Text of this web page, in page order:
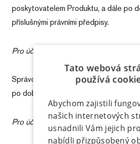
poskytovatelem Produktu, a dále po
příslušnými právními předpisy.
Pro účely uvedené pod písm.
Správce zpracovává osobní údaje
po dobu trvání Smlouvy.
Pro účely uvedené pod písm.c)výše
Tato webová
používá
Abychom zajistili
našich internetových
usnadnili Vám jejich
nabídli přizpůsobený